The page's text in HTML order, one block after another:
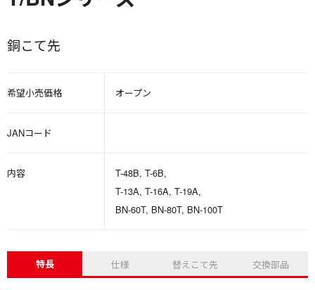
銅こて先
希望小売価格 オープン
JANコード
内容
T-48B, T-6B,
T-13A, T-16A, T-19A,
BN-60T, BN-80T, BN-100T
特長 仕様 替えこて先 交換部品